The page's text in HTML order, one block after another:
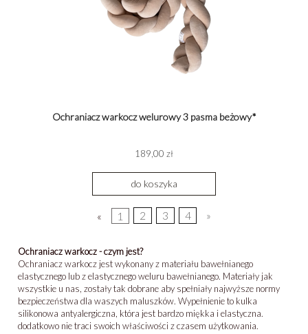
Ochraniacz warkocz welurowy 3 pasma beżowy*
189,00 zł
do koszyka
« 1 2 3 4 »
Ochraniacz warkocz - czym jest?
Ochraniacz warkocz jest wykonany z materiału bawełnianego
elastycznego lub z elastycznego weluru bawełnianego. Materiały jak
wszystkie u nas, zostały tak dobrane aby spełniały najwyższe normy
bezpieczeństwa dla waszych maluszków. Wypełnienie to kulka
silikonowa antyalergiczna, która jest bardzo miękka i elastyczna.
dodatkowo nie traci swoich właściwości z czasem użytkowania.